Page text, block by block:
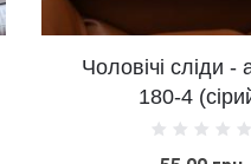
Чоловічі сліди - артикул
180-4 (сірий)